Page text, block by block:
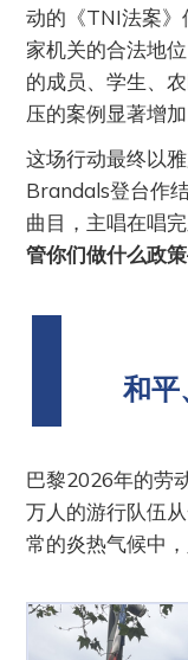
动的《TNI法案
家机关的合法地
的成员、学生、
压的案例显著增加
这场行动最终以
Brandals登台作
曲目，主唱在唱
管你们做什么政
和平
巴黎2026年的劳
万人的游行队伍
常的炎热气候中